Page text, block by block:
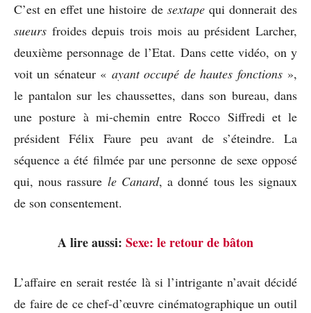
C’est en effet une histoire de sextape qui donnerait des
sueurs froides depuis trois mois au président Larcher,
deuxième personnage de l’Etat. Dans cette vidéo, on y
voit un sénateur « ayant occupé de hautes fonctions»,
le pantalon sur les chaussettes, dans son bureau, dans
une posture à mi-chemin entre Rocco Siffredi et le
président Félix Faure peu avant de s’éteindre. La
séquence a été filmée par une personne de sexe opposé
qui, nous rassure le Canard, a donné tous les signaux
de son consentement.
A lire aussi: Sexe: le retour de bâton
L’affaire en serait restée là si l’intrigante n’avait décidé
de faire de ce chef-d’œuvre cinématographique un outil